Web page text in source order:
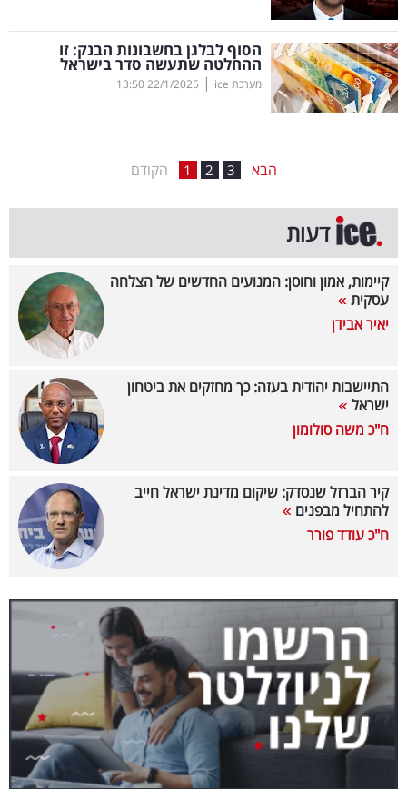
תרבות
ופנאי
תיירות
המילון
הכלכלי
פודקאסט
40
ניוזלטרים
מייל
אדום
הסוף לבלגן בחשבונות הבנק: זו
ההחלטה שתעשה סדר בישראל
מערכת ice |
22/1/2025
13:50
הקודם 1 2 3 הבא
דעות
קיימות, אמון וחוסן: המנועים החדשים של הצלחה
עסקית
יאיר אבידן
התיישבות יהודית בעזה: כך מחזקים את ביטחון
ישראל
ח"כ משה סולומון
קיר הברזל שנסדק: שיקום מדינת ישראל חייב
להתחיל מבפנים
ח"כ עודד פורר